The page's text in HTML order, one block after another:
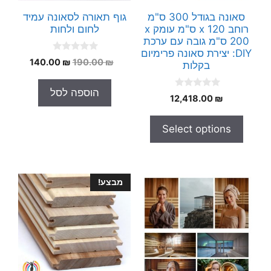
סאונה בגודל 300 ס"מ
רוחב x 120 ס"מ עומק x
200 ס"מ גובה עם ערכת
DIY: יצירת סאונה פרימיום
בקלות
0
o
o
5
12,418.00 ₪
Select options
גוף תאורה לסאונה עמיד
לחום ולחות
0
o
o
5
190.00₪
המחיר
היה:
190.00 ₪.
140.00 ₪
המחיר
הוספה לסל
מבצע!